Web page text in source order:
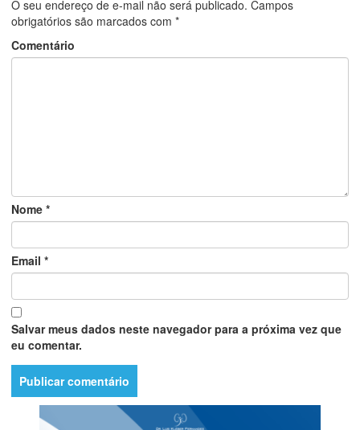
O seu endereço de e-mail não será publicado. Campos
obrigatórios são marcados com *
Comentário
Nome *
Email *
Salvar meus dados neste navegador para a próxima vez que
eu comentar.